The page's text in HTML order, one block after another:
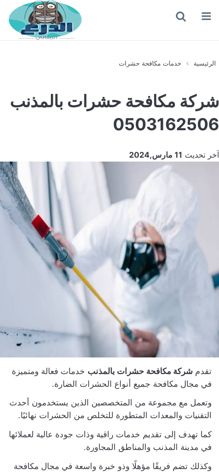
القائمة
عن الرئيسية خدمات مكافحة حشرات
شركة مكافحة حشرات بالمذنب
0503162506
آخر تحديث 11 مارس,2024
تقدم شركة مكافحة حشرات بالمذنب خدمات فعالة ومتميزة
في مجال مكافحة جميع أنواع الحشرات الضارة.
وتعمل مع مجموعة من المتخصصين الذين يستخدمون أحدث
التقنيات والمعدات المتطورة للتخلص من الحشرات نهائيًا.
كما تهدف إلى تقديم خدمات راقية وذات جودة عالية لعملائها
في مدينة المذنب والمناطق المجاورة.
وكذلك تضم فريقًا مؤهلًا وذو خبرة واسعة في مجال مكافحة